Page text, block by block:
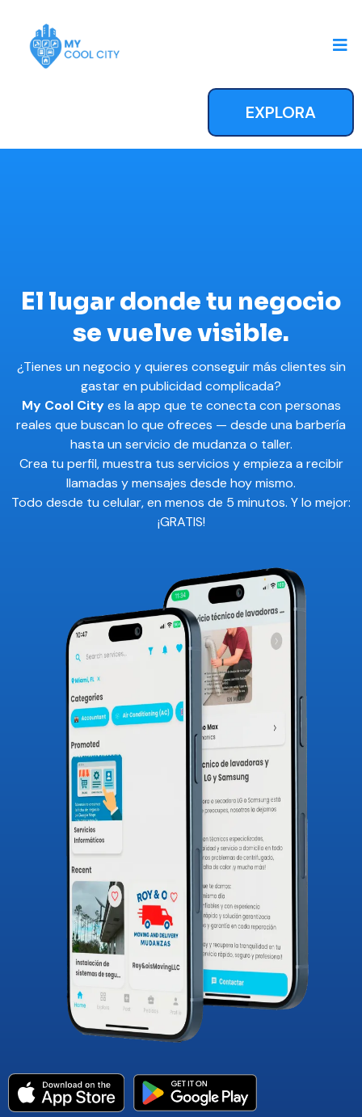
EXPLORA
El lugar donde tu negocio
se vuelve visible.
¿Tienes un negocio y quieres conseguir más clientes sin
gastar en publicidad complicada?
My Cool Cityes la app que te conecta con personas
reales que buscan lo que ofreces — desde una barbería
hasta un servicio de mudanza o taller.
Crea tu perfil, muestra tus servicios y empieza a recibir
llamadas y mensajes desde hoy mismo.
Todo desde tu celular, en menos de 5 minutos. Y lo mejor:
¡GRATIS!